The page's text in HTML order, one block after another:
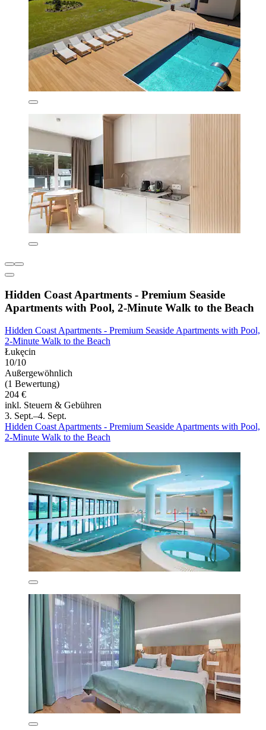
Hidden Coast Apartments - Premium Seaside
Apartments with Pool, 2-Minute Walk to the Beach
Hidden Coast Apartments - Premium Seaside Apartments with Pool,
2-Minute Walk to the Beach
Łukęcin
10/10
Außergewöhnlich
(1 Bewertung)
204 €
inkl. Steuern & Gebühren
3. Sept.–4. Sept.
Hidden Coast Apartments - Premium Seaside Apartments with Pool,
2-Minute Walk to the Beach